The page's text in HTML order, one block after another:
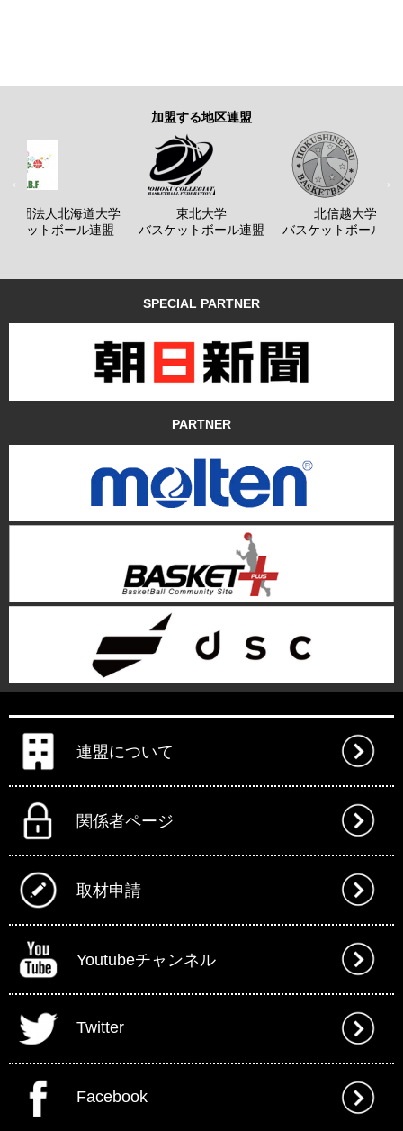
加盟する地区連盟
社団法人北海道大学
ケットボール連盟
東北大学
バスケットボール連盟
北信越大学
バスケットボール連
SPECIAL PARTNER
PARTNER
連盟について
関係者ページ
取材申請
Youtubeチャンネル
Twitter
Facebook